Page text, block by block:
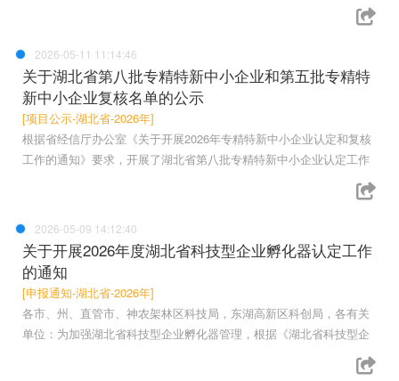
2026-05-11 11:14:46
关于湖北省第八批专精特新中小企业和第五批专精特
新中小企业复核名单的公示
[项目公示-湖北省-2026年]
根据省经信厅办公室《关于开展2026年专精特新中小企业认定和复核
工作的通知》要求，开展了湖北省第八批专精特新中小企业认定工作
2026-05-09 14:12:40
关于开展2026年度湖北省科技型企业孵化器认定工作
的通知
[申报通知-湖北省-2026年]
各市、州、直管市、神农架林区科技局，东湖高新区科创局，各有关
单位：为加强湖北省科技型企业孵化器管理，根据《湖北省科技型企